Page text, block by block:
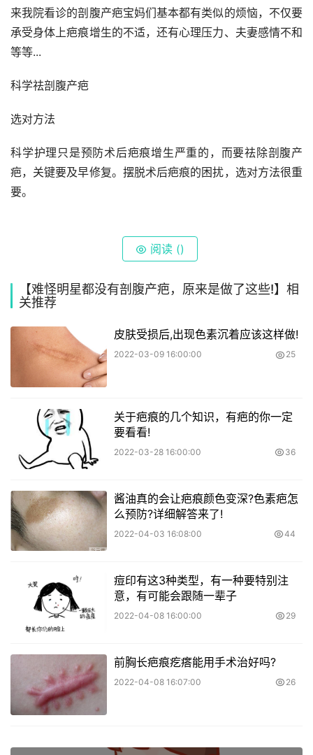
来我院看诊的剖腹产疤宝妈们基本都有类似的烦恼，不仅要
承受身体上疤痕增生的不适，还有心理压力、夫妻感情不和
等等...
科学祛剖腹产疤
选对方法
科学护理只是预防术后疤痕增生严重的，而要祛除剖腹产
疤，关键要及早修复。摆脱术后疤痕的困扰，选对方法很重
要。
阅读 ()
【难怪明星都没有剖腹产疤，原来是做了这些!】相
关推荐
皮肤受损后,出现色素沉着应该这样做!
2022-03-09 16:00:00 25
关于疤痕的几个知识，有疤的你一定
要看看!
2022-03-28 16:00:00 36
​酱油真的会让疤痕颜色变深?色素疤怎
么预防?详细解答来了!
2022-04-03 16:08:00 44
痘印有这3种类型，有一种要特别注
意，有可能会跟随一辈子
2022-04-08 16:00:00 29
前胸长疤痕疙瘩能用手术治好吗?
2022-04-08 16:07:00 26